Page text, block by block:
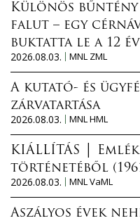
Különös bűntény
falut – egy
buktatta le a 12
2026.08.03.
MNL ZML
A kutató- és
zárvatartása
2026.08.03.
MNL HML
KIÁLLÍTÁS │
történetéből
2026.08.03.
MNL VaML
Aszályos évek